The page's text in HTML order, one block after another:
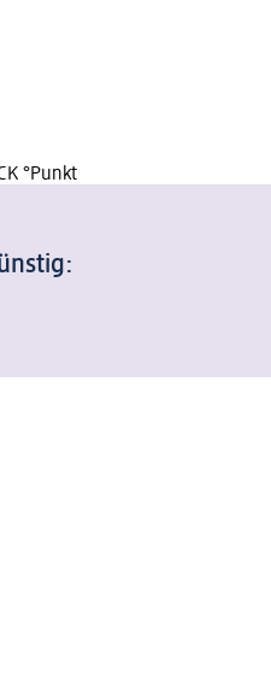
°Punkt